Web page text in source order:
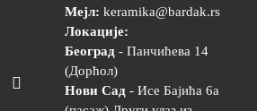
Мејл: keramika@bardak.rs
Локације:
Београд - Панчићева 14
(Дорћол)
Нови Сад - Исе Бајића 6а